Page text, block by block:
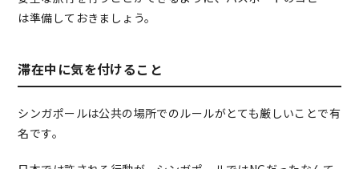
は準備しておきましょう。
滞在中に気を付けること
シンガポールは公共の場所でのルールがとても厳しいことで有
名です。